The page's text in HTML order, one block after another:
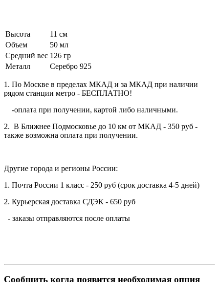
Высота
11 см
Объем
50 мл
Средний вес 126 гр
Металл
Серебро 925
1. По Москве в пределах МКАД и за МКАД при наличии
рядом станции метро - БЕСПЛАТНО!
-оплата при получении, картой либо наличными.
2. В Ближнее Подмосковье до 10 км от МКАД - 350 руб -
также возможна оплата при получении.
Другие города и регионы России:
1. Почта России 1 класс - 250 руб (срок доставка 4-5 дней)
2. Курьерская доставка СДЭК - 650 руб
- заказы отправляются после оплаты
Сообщить когда появится необходимая опция